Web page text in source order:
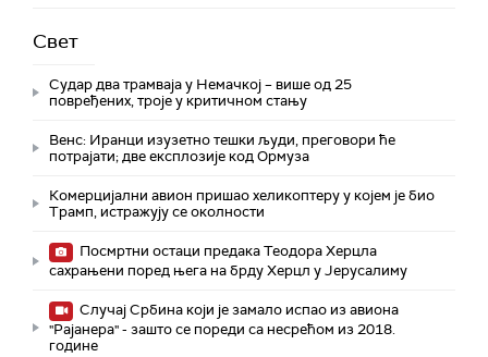
Свет
Судар два трамваја у Немачкој – више од 25
повређених, троје у критичном стању
Венс: Иранци изузетно тешки људи, преговори ће
потрајати; две експлозије код Ормуза
Комерцијални авион пришао хеликоптеру у којем је био
Трамп, истражују се околности
Посмртни остаци предака Теодора Херцла
сахрањени поред њега на брду Херцл у Јерусалиму
Случај Србина који је замало испао из авиона
"Рајанера" - зашто се пореди са несрећом из 2018.
године